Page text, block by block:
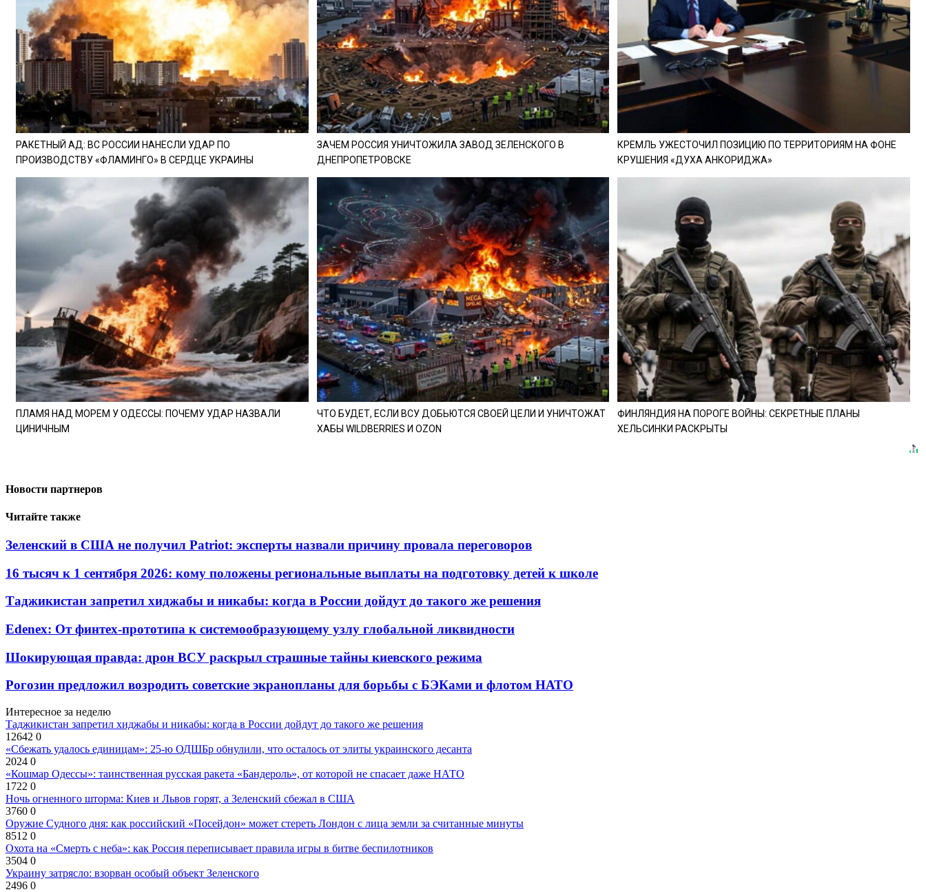
РАКЕТНЫЙ АД: ВС РОССИИ НАНЕСЛИ УДАР ПО
ПРОИЗВОДСТВУ «ФЛАМИНГО» В СЕРДЦЕ УКРАИНЫ
ЗАЧЕМ РОССИЯ УНИЧТОЖИЛА ЗАВОД ЗЕЛЕНСКОГО В
ДНЕПРОПЕТРОВСКЕ
КРЕМЛЬ УЖЕСТОЧИЛ ПОЗИЦИЮ ПО ТЕРРИТОРИЯМ НА ФОНЕ
КРУШЕНИЯ «ДУХА АНКОРИДЖА»
ПЛАМЯ НАД МОРЕМ У ОДЕССЫ: ПОЧЕМУ УДАР НАЗВАЛИ
ЦИНИЧНЫМ
ЧТО БУДЕТ, ЕСЛИ ВСУ ДОБЬЮТСЯ СВОЕЙ ЦЕЛИ И УНИЧТОЖАТ
ХАБЫ WILDBERRIES И OZON
ФИНЛЯНДИЯ НА ПОРОГЕ ВОЙНЫ: СЕКРЕТНЫЕ ПЛАНЫ
ХЕЛЬСИНКИ РАСКРЫТЫ
Новости партнеров
Читайте также
Зеленский в США не получил Patriot: эксперты назвали причину провала переговоров
16 тысяч к 1 сентября 2026: кому положены региональные выплаты на подготовку детей к школе
Таджикистан запретил хиджабы и никабы: когда в России дойдут до такого же решения
Edenex: От финтех-прототипа к системообразующему узлу глобальной ликвидности
Шокирующая правда: дрон ВСУ раскрыл страшные тайны киевского режима
Рогозин предложил возродить советские экранопланы для борьбы с БЭКами и флотом НАТО
Интересное за неделю
Таджикистан запретил хиджабы и никабы: когда в России дойдут до такого же решения
12642 0
«Сбежать удалось единицам»: 25-ю ОДШБр обнулили, что осталось от элиты украинского десанта
2024 0
«Кошмар Одессы»: таинственная русская ракета «Бандероль», от которой не спасает даже НАТО
1722 0
Ночь огненного шторма: Киев и Львов горят, а Зеленский сбежал в США
3760 0
Оружие Судного дня: как российский «Посейдон» может стереть Лондон с лица земли за считанные минуты
8512 0
Охота на «Смерть с неба»: как Россия переписывает правила игры в битве беспилотников
3504 0
Украину затрясло: взорван особый объект Зеленского
2496 0